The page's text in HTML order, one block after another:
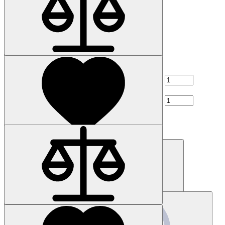
Наличие: уточняйте
Код товара: 7360-01
6ES7194-4AJ00-0AA0
8 856 р.
Наличие: уточняйте
Код товара: 58885-01
BPZ:SQN31.221A2700
Цена по запросу